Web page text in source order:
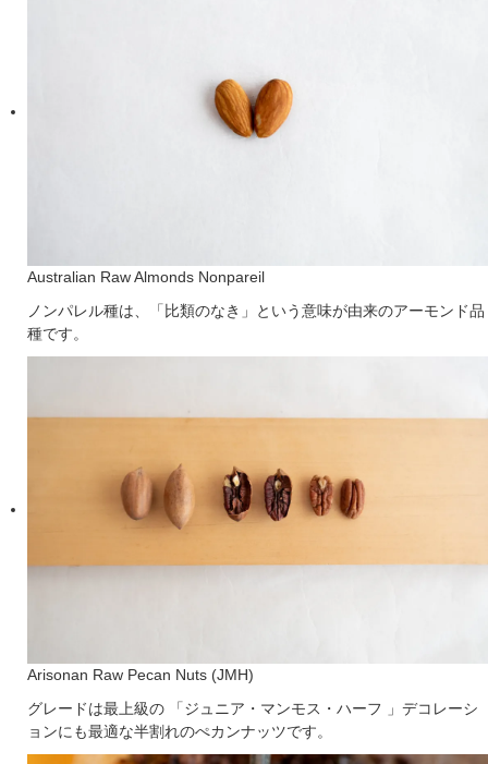
Australian Raw Almonds Nonpareil
ノンパレル種は、「比類のなき」という意味が由来のアーモンド品
種です。
Arisonan Raw Pecan Nuts (JMH)
グレードは最上級の 「ジュニア・マンモス・ハーフ 」デコレーシ
ョンにも最適な半割れのぺカンナッツです。